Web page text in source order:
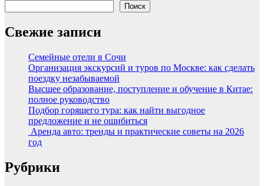
Поиск
Свежие записи
Семейные отели в Сочи
Организация экскурсий и туров по Москве: как сделать
поездку незабываемой
Высшее образование, поступление и обучение в Китае:
полное руководство
Подбор горящего тура: как найти выгодное
предложение и не ошибиться
Аренда авто: тренды и практические советы на 2026
год
Рубрики